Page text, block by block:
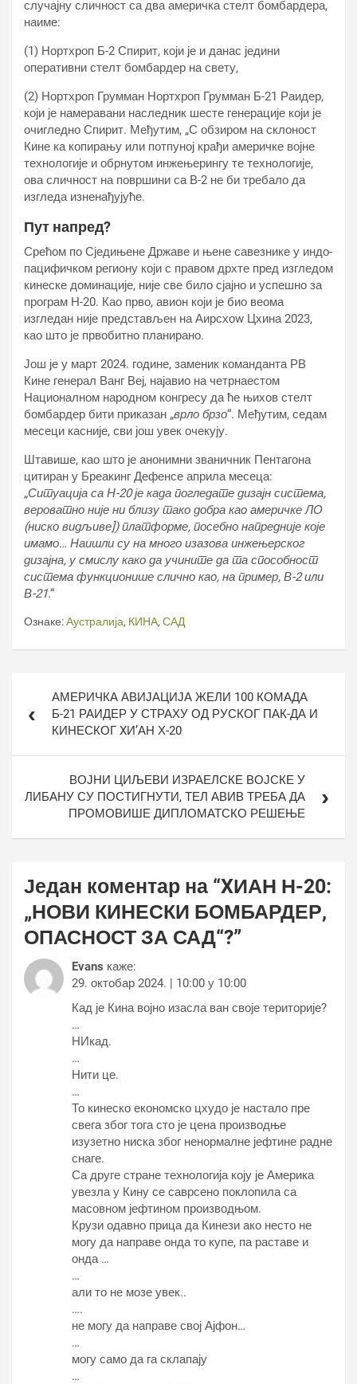
случајну сличност са два америчка стелт бомбардера,
наиме:
(1) Нортхроп Б-2 Спирит, који је и данас једини
оперативни стелт бомбардер на свету,
(2) Нортхроп Грумман Нортхроп Грумман Б-21 Раидер,
који је намеравани наследник шесте генерације који је
очигледно Спирит. Међутим, „С обзиром на склоност
Кине ка копирању или потпуној крађи америчке војне
технологије и обрнутом инжењерингу те технологије,
ова сличност на површини са В-2 не би требало да
изгледа изненађујуће.
Пут напред?
Срећом по Сједињене Државе и њене савезнике у индо-
пацифичком региону који с правом дрхте пред изгледом
кинеске доминације, није све било сјајно и успешно за
програм Н-20. Као прво, авион који је био веома
изгледан није представљен на Аирсхоw Цхина 2023,
као што је првобитно планирано.
Још је у март 2024. године, заменик команданта РВ
Кине генерал Ванг Веј, најавио на четрнаестом
Националном народном конгресу да ће њихов стелт
бомбардер бити приказан „врло брзо“. Међутим, седам
месеци касније, сви још увек очекују.
Штавише, као што је анонимни званичник Пентагона
цитиран у Бреакинг Дефенсе априла месеца:
„Ситуација са Н-20 је када погледате дизајн система,
вероватно није ни близу тако добра као америчке ЛО
(ниско видљиве]) платформе, посебно напредније које
имамо… Наишли су на много изазова инжењерског
дизајна, у смислу како да учините да та способност
система функционише слично као, на пример, В-2 или
В-21.“
Ознаке:Аустралија, КИНА, САД
чланкаАМЕРИЧКА АВИЈАЦИЈА ЖЕЛИ 100 КОМАДА
Б-21 РАИДЕР У СТРАХУ ОД РУСКОГ ПАК-ДА И
КИНЕСКОГ XИ’АН Х-20
ВОЈНИ ЦИЉЕВИ ИЗРАЕЛСКЕ ВОЈСКЕ У
ЛИБАНУ СУ ПОСТИГНУТИ, ТЕЛ АВИВ ТРЕБА ДА
ПРОМОВИШЕ ДИПЛОМАТСКО РЕШЕЊЕ
Један коментар на “XИАН Н-20:
„НОВИ КИНЕСКИ БОМБАРДЕР,
ОПАСНОСТ ЗА САД“?”
Evans каже:
29. октобар 2024. | 10:00 у 10:00
Кад је Кина војно изасла ван своје територије?
…
НИкад.
…
Нити це.
…
То кинеско економско цхудо је настало пре
свега због тога сто је цена производње
изузетно ниска због ненормалне јефтине радне
снаге.
Са друге стране технологија коју је Америка
увезла у Кину се саврсено поклопила са
масовном јефтином производњом.
Крузи одавно прица да Кинези ако несто не
могу да направе онда то купе, па раставе и
онда …
…
али то не мозе увек..
….
не могу да направе свој Ајфон…
…
могу само да га склапају
…